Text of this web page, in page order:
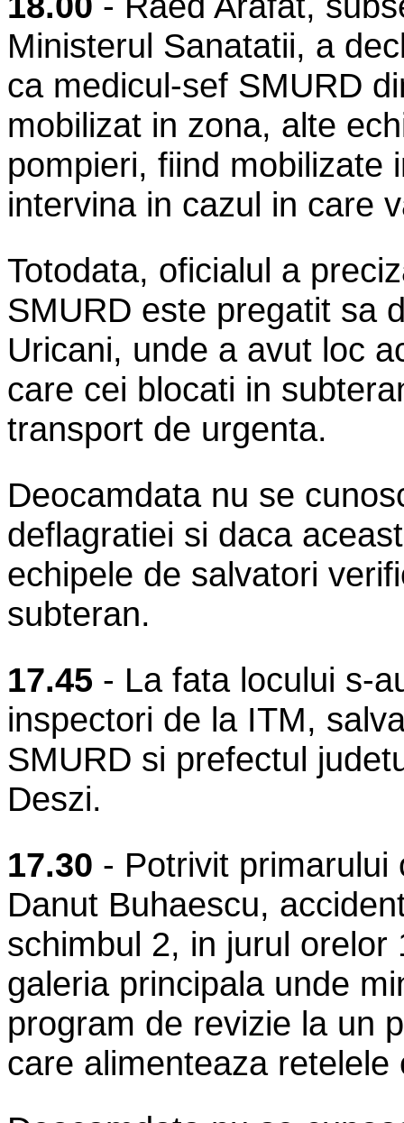
Ministerul Sanatatii, a
ca medicul-sef SMURD
mobilizat in zona, alte
pompieri, fiind mobilizate
intervina in cazul in care
Totodata, oficialul a
SMURD este pregatit sa
Uricani, unde a avut loc
care cei blocati in
transport de urgenta.
Deocamdata nu se
deflagratiei si daca
echipele de salvatori
subteran.
17.45 - La fata locului s-
inspectori de la ITM,
SMURD si prefectul
Deszi.
17.30 - Potrivit primarului
Danut Buhaescu,
schimbul 2, in jurul
galeria principala unde
program de revizie la un
care alimenteaza